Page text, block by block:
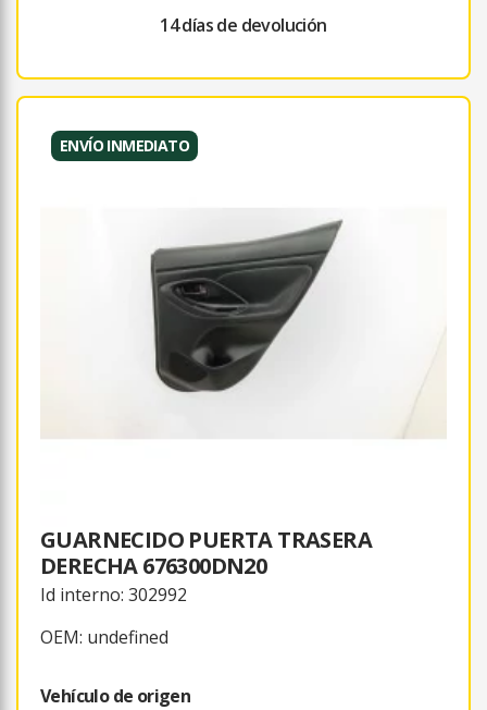
14 días de devolución
ENVÍO INMEDIATO
GUARNECIDO PUERTA TRASERA
DERECHA 676300DN20
Id interno: 302992
OEM: undefined
Vehículo de origen